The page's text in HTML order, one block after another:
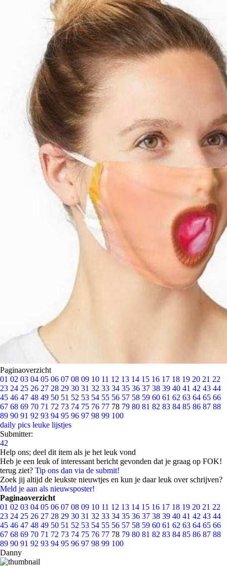
Paginaoverzicht
01 02 03 04 05 06 07 08 09 10 11 12 13 14 15 16 17 18 19 20 21 22
23 24 25 26 27 28 29 30 31 32 33 34 35 36 37 38 39 40 41 42 43 44
45 46 47 48 49 50 51 52 53 54 55 56 57 58 59 60 61 62 63 64 65 66
67 68 69 70 71 72 73 74 75 76 77 78 79 80 81 82 83 84 85 86 87 88
89 90 91 92 93 94 95 96 97 98 99 100
daily pics leuke lijstjes
Submitter:
42
Help ons; deel dit item als je het leuk vond
Heb je een leuk of interessant bericht gevonden dat je graag op FOK!
terug ziet? Tip ons dan via de submit!
Zoek jij altijd de leukste nieuwtjes en kun je daar leuk over schrijven?
Meld je aan als nieuwsposter!
Paginaoverzicht
01 02 03 04 05 06 07 08 09 10 11 12 13 14 15 16 17 18 19 20 21 22
23 24 25 26 27 28 29 30 31 32 33 34 35 36 37 38 39 40 41 42 43 44
45 46 47 48 49 50 51 52 53 54 55 56 57 58 59 60 61 62 63 64 65 66
67 68 69 70 71 72 73 74 75 76 77 78 79 80 81 82 83 84 85 86 87 88
89 90 91 92 93 94 95 96 97 98 99 100
Danny